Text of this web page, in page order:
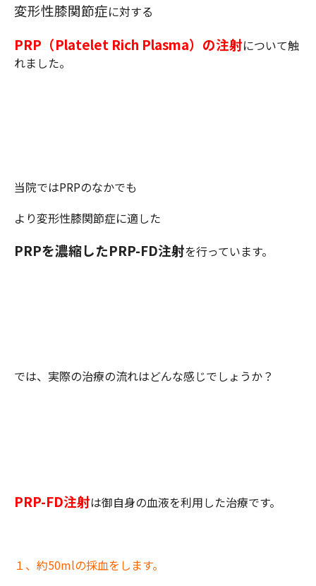
変形性膝関節症に対する
PRP（Platelet Rich Plasma）の注射について触
れました。
当院ではPRPのなかでも
より変形性膝関節症に適した
PRPを濃縮したPRP-FD注射を行っています。
では、実際の治療の流れはどんな感じでしょうか？
PRP-FD注射は御自身の血液を利用した治療です。
１、約50mlの採血をします。